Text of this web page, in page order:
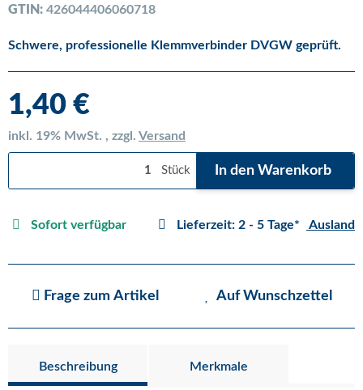
GTIN: 426044406060718
Schwere, professionelle Klemmverbinder DVGW geprüft.
1,40 €
inkl. 19% MwSt. , zzgl. Versand
Stück In den Warenkorb
Sofort verfügbar Lieferzeit: 2 - 5 Tage* Ausland
Frage zum Artikel Auf Wunschzettel
Beschreibung Merkmale